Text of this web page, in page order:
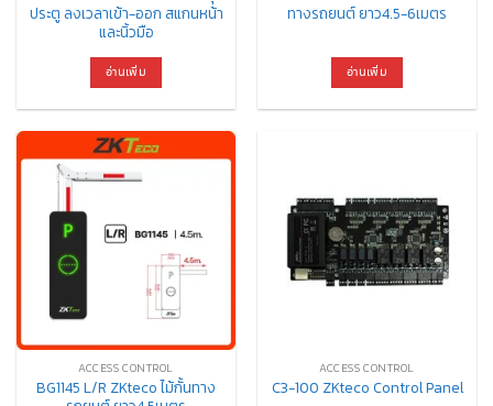
ประตู ลงเวลาเข้า-ออก สแกนหน้า
และนิ้วมือ
อ่านเพิ่ม
ทางรถยนต์ ยาว4.5-6เมตร
อ่านเพิ่ม
ACCESS CONTROL
BG1145 L/R ZKteco ไม้กั้นทาง
ACCESS CONTROL
C3-100 ZKteco Control Panel